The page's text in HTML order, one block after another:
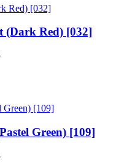
(Dark Red) [032]
Green) [109]